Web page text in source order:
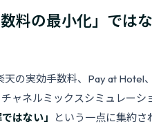
料の最小化」では
の実効手数料、Pay at Hotel
ャネルミックスシミュレーシ
はない」 という一点に集約さ